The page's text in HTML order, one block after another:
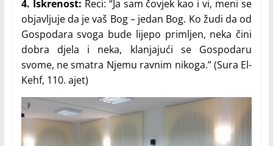
4. Iskrenost: Reci: “Ja sam čovjek kao i vi, meni se
objavljuje da je vaš Bog – jedan Bog. Ko žudi da od
Gospodara svoga bude lijepo primljen, neka čini
dobra djela i neka, klanjajući se Gospodaru
svome, ne smatra Njemu ravnim nikoga.” (Sura El-
Kehf, 110. ajet)